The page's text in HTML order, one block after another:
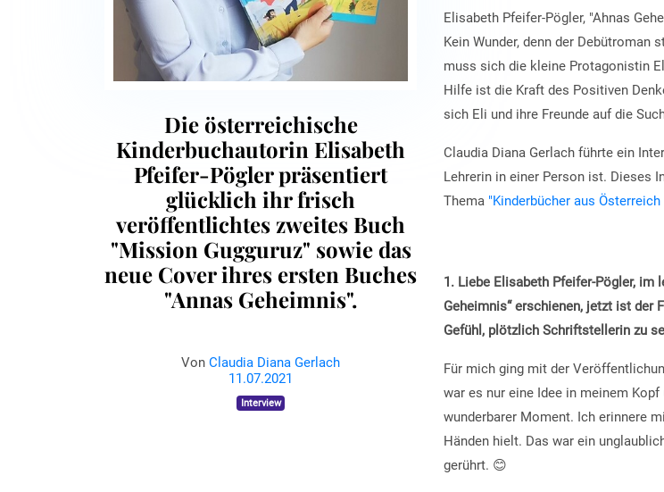
Die österreichische
Kinderbuchautorin Elisabeth
Pfeifer-Pögler präsentiert
glücklich ihr frisch
veröffentlichtes zweites Buch
"Mission Gugguruz" sowie das
neue Cover ihres ersten Buches
"Annas Geheimnis".
Von Claudia Diana Gerlach
11.07.2021
Interview
Elisabeth Pfeifer-Pögler, "Ahnas
Kein Wunder, denn der Debütroman
muss sich die kleine Protagonistin
Hilfe ist die Kraft des Positiven
sich Eli und ihre Freunde auf die
Claudia Diana Gerlach führte ein
Lehrerin in einer Person ist. Dieses
Thema "Kinderbücher aus
1. Liebe Elisabeth Pfeifer-Pögler, im
Geheimnis“ erschienen, jetzt ist der
Gefühl, plötzlich Schriftstellerin zu
Für mich ging mit der
war es nur eine Idee in meinem
wunderbarer Moment. Ich erinnere
Händen hielt. Das war ein
gerührt. 😊